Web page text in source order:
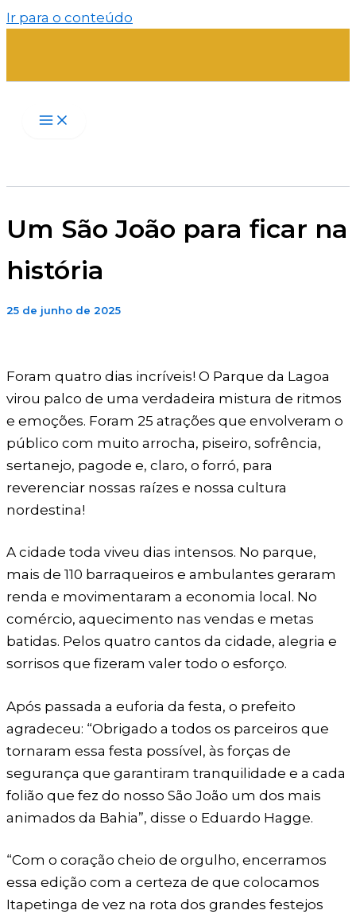
Ir para o conteúdo
Um São João para ficar na
história
25 de junho de 2025
Foram quatro dias incríveis! O Parque da Lagoa
virou palco de uma verdadeira mistura de ritmos
e emoções. Foram 25 atrações que envolveram o
público com muito arrocha, piseiro, sofrência,
sertanejo, pagode e, claro, o forró, para
reverenciar nossas raízes e nossa cultura
nordestina!
A cidade toda viveu dias intensos. No parque,
mais de 110 barraqueiros e ambulantes geraram
renda e movimentaram a economia local. No
comércio, aquecimento nas vendas e metas
batidas. Pelos quatro cantos da cidade, alegria e
sorrisos que fizeram valer todo o esforço.
Após passada a euforia da festa, o prefeito
agradeceu: “Obrigado a todos os parceiros que
tornaram essa festa possível, às forças de
segurança que garantiram tranquilidade e a cada
folião que fez do nosso São João um dos mais
animados da Bahia”, disse o Eduardo Hagge.
“Com o coração cheio de orgulho, encerramos
essa edição com a certeza de que colocamos
Itapetinga de vez na rota dos grandes festejos